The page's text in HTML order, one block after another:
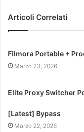
Articoli Correlati
Filmora Portable +
Marzo 23, 2026
Elite Proxy Switcher
[Latest] Bypass
Marzo 22, 2026